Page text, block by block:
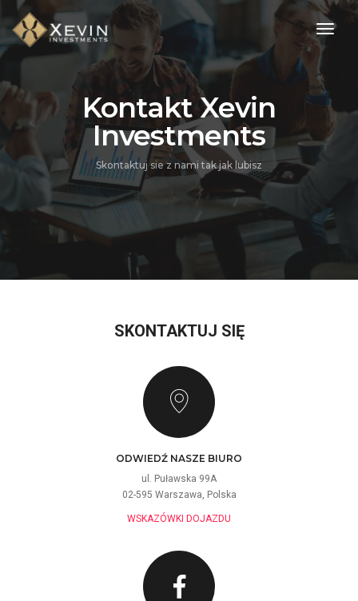
Kontakt Xevin
Investments
Skontaktuj sie z nami tak jak lubisz
SKONTAKTUJ SIĘ
ODWIEDŹ NASZE BIURO
ul. Puławska 99A
02-595 Warszawa, Polska
WSKAZÓWKI DOJAZDU